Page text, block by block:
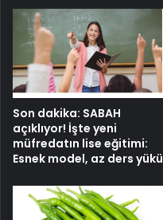
Son dakika: SABAH
açıklıyor! İşte yeni
müfredatın lise eğitimi:
Esnek model, az ders yükü